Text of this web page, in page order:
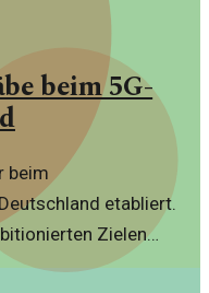
beim 5G-
beim
etabliert.
Zielen
Zukunft